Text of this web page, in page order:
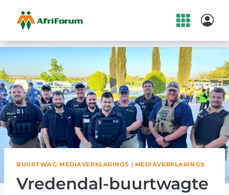
to
BUURTWAG MEDIAVERKLARINGS | MEDIAVERKLARINGS
Vredendal-buurtwagte